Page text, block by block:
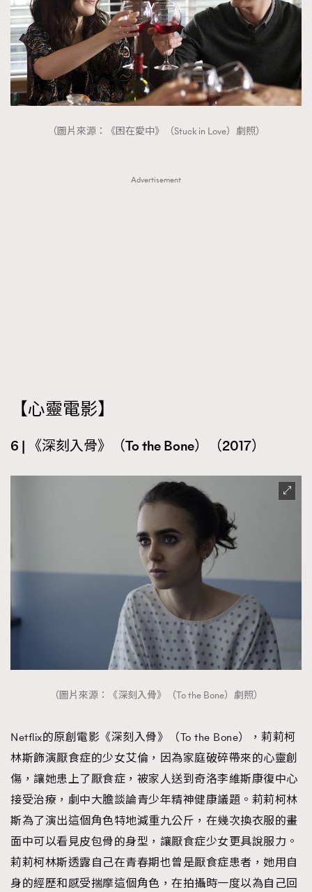
（圖片來源：《困在愛中》（Stuck in Love）劇照）
Advertisement
【心靈電影】
6 | 《深刻入骨》（To the Bone）（2017）
（圖片來源：《深刻入骨》（To the Bone）劇照）
Netflix的原創電影《深刻入骨》（To the Bone），莉莉柯
林斯飾演厭食症的少女艾倫，因為家庭破碎帶來的心靈創
傷，讓她患上了厭食症，被家人送到奇洛李維斯康復中心
接受治療，劇中大膽談論青少年精神健康議題。莉莉柯林
斯為了演出這個角色特地減重九公斤，在幾次換衣服的畫
面中可以看見皮包骨的身型，讓厭食症少女更具說服力。
莉莉柯林斯透露自己在青春期也曾是厭食症患者，她用自
身的經歷和感受揣摩這個角色，在拍攝時一度以為自己回